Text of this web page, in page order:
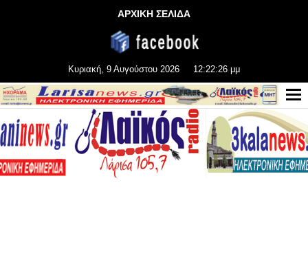
ΑΡΧΙΚΗ ΣΕΛΙΔΑ
Κυριακή, 9 Αυγούστου 2026 12:22:26 μμ